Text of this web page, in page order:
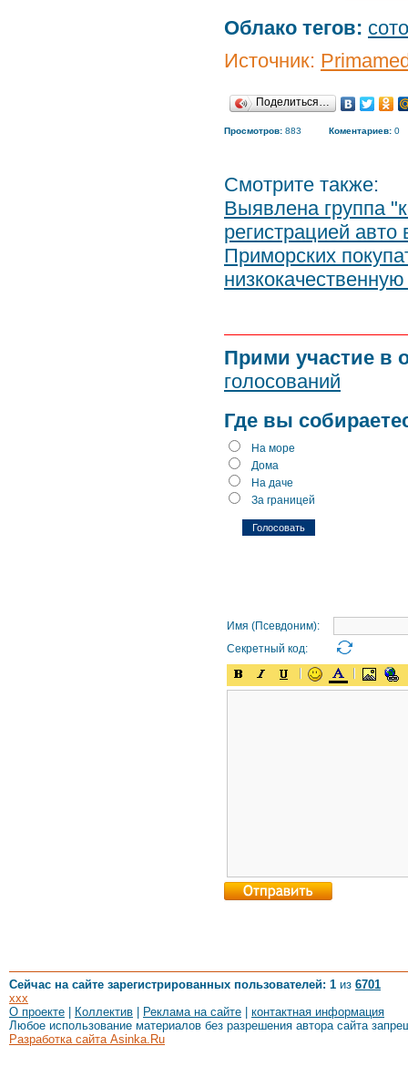
Облако тегов:
Источник:
Поделиться…
Просмотров: 883 Коментариев: 0
Смотрите также:
Выявлена группа
регистрацией
Приморских
Прими участие в
голосований
Где вы
На море
Дома
На даче
За границей
Имя (Псевдоним):
Секретный код:
Сейчас на сайте зарегистрированных пользователей: 1 из 6701
xxx
О проекте
Коллектив Реклама на сайте
контактная информация
Любое использование материалов без разрешения автора сайта
Разработка сайта Asinka.Ru